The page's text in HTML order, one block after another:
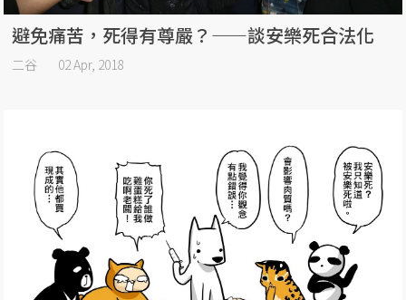
避免痛苦，死得有尊嚴？——談安樂死合法化
二谷 02 Apr, 2018